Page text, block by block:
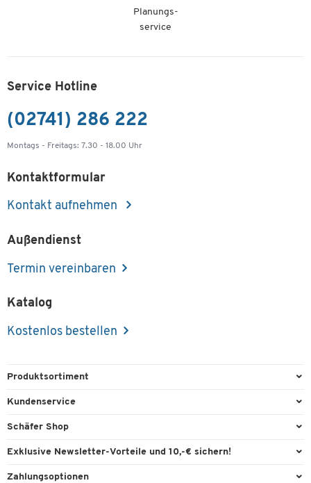
Planungs-
service
Service Hotline
(02741) 286 222
Montags - Freitags: 7.30 - 18.00 Uhr
Kontaktformular
Kontakt aufnehmen
Außendienst
Termin vereinbaren
Katalog
Kostenlos bestellen
Produktsortiment
Büroausstattung
Reinigung & Hygiene
Kundenservice
Direktbestellung
Schäfer Shop
Services & Leistungen
Exklusive Newsletter-Vorteile und 10,-€ sichern!
Willkommensgutschein
Zahlungsoptionen